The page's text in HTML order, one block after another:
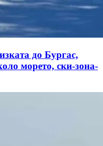
до Бургас,
морето, ски-зона-